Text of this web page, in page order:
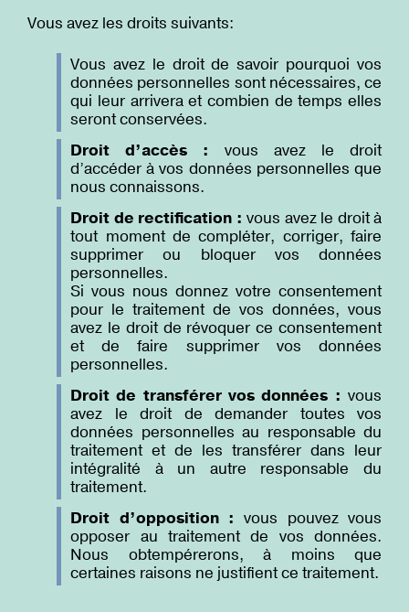
Vous avez les droits suivants:
Vous avez le droit de savoir pourquoi vos
données personnelles sont nécessaires, ce
qui leur arrivera et combien de temps elles
seront conservées.
Droit d’accès : vous avez le droit
d’accéder à vos données personnelles que
nous connaissons.
Droit de rectification : vous avez le droit à
tout moment de compléter, corriger, faire
supprimer ou bloquer vos données
personnelles.
Si vous nous donnez votre consentement
pour le traitement de vos données, vous
avez le droit de révoquer ce consentement
et de faire supprimer vos données
personnelles.
Droit de transférer vos données : vous
avez le droit de demander toutes vos
données personnelles au responsable du
traitement et de les transférer dans leur
intégralité à un autre responsable du
traitement.
Droit d’opposition : vous pouvez vous
opposer au traitement de vos données.
Nous obtempérerons, à moins que
certaines raisons ne justifient ce traitement.